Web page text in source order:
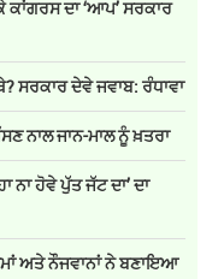
ਦਾ ‘ਆਪ’ ਸਰਕਾਰ
ਸਰਕਾਰ ਦੇਵੇ ਜਵਾਬ: ਰੰਧਾਵਾ
ਨਾਲ ਜਾਨ-ਮਾਲ ਨੂੰ ਖ਼ਤਰਾ
ਨਾ ਹੋਵੇ ਪੁੱਤ ਜੱਟ ਦਾ’ ਦਾ
ਅਤੇ ਨੌਜਵਾਨਾਂ ਨੇ ਬਣਾਇਆ